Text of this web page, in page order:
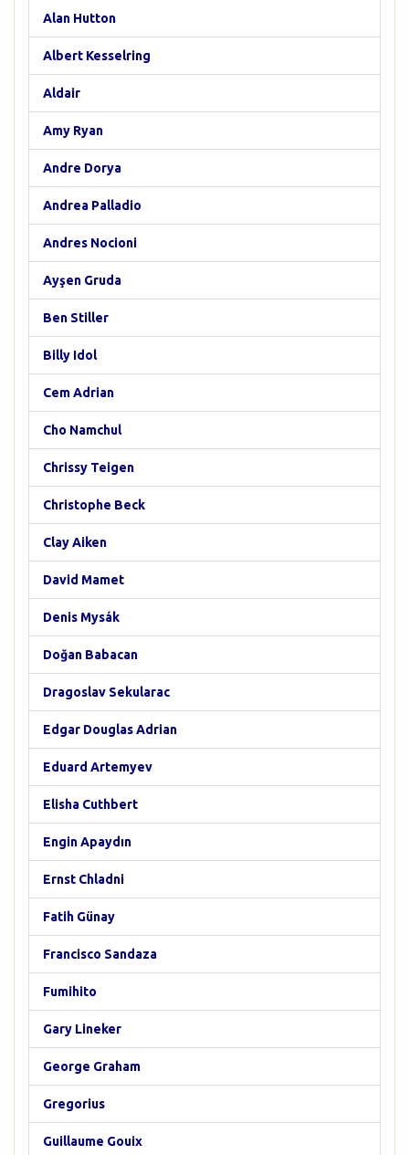
Alan Hutton
Albert Kesselring
Aldair
Amy Ryan
Andre Dorya
Andrea Palladio
Andres Nocioni
Ayşen Gruda
Ben Stiller
Billy Idol
Cem Adrian
Cho Namchul
Chrissy Teigen
Christophe Beck
Clay Aiken
David Mamet
Denis Mysák
Doğan Babacan
Dragoslav Sekularac
Edgar Douglas Adrian
Eduard Artemyev
Elisha Cuthbert
Engin Apaydın
Ernst Chladni
Fatih Günay
Francisco Sandaza
Fumihito
Gary Lineker
George Graham
Gregorius
Guillaume Gouix